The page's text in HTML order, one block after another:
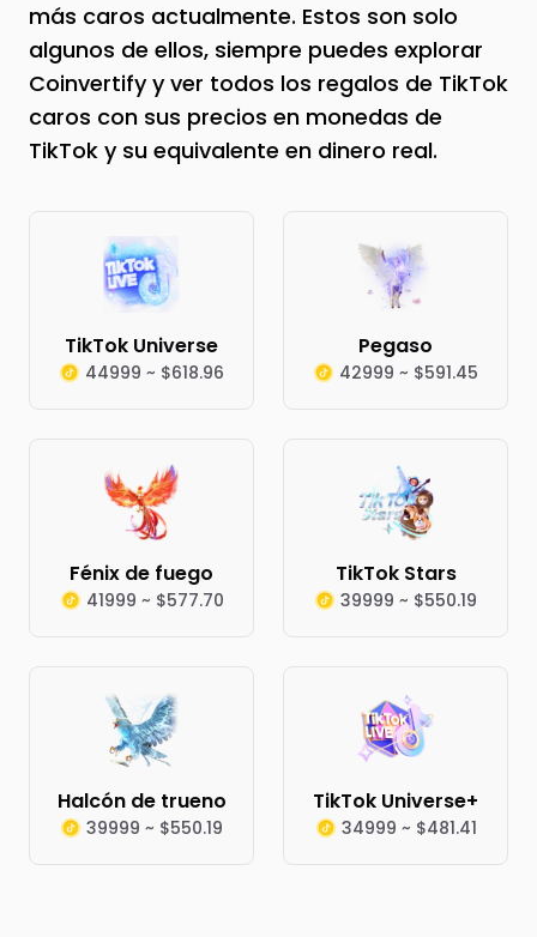
más caros actualmente. Estos son solo
algunos de ellos, siempre puedes explorar
Coinvertify y ver todos los regalos de TikTok
caros con sus precios en monedas de
TikTok y su equivalente en dinero real.
TikTok Universe
44999 ~ $618.96
Pegaso
42999 ~ $591.45
Fénix de fuego
41999 ~ $577.70
TikTok Stars
39999 ~ $550.19
Halcón de trueno
39999 ~ $550.19
TikTok Universe+
34999 ~ $481.41